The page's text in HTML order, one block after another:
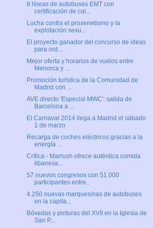
8 líneas de autobuses EMT con
certificación de cal...
Lucha contra el proxenetismo y la
explotación sexu...
El proyecto ganador del concurso de ideas
para ord...
Mejor oferta y horarios de vuelos entre
Menorca y ...
Promoción turística de la Comunidad de
Madrid con ...
AVE directo 'Especial MWC': salida de
Barcelona a ...
El Carnaval 2014 llega a Madrid el sábado
1 de marzo
Recarga de coches eléctricos gracias a la
energía ...
Crítica - Marrush ofrece auténtica comida
libanesa...
57 nuevos congresos con 51.000
participantes entre...
4.250 nuevas marquesinas de autobuses
en la capita...
Bóvedas y pinturas del XVII en la Iglesia de
San P...